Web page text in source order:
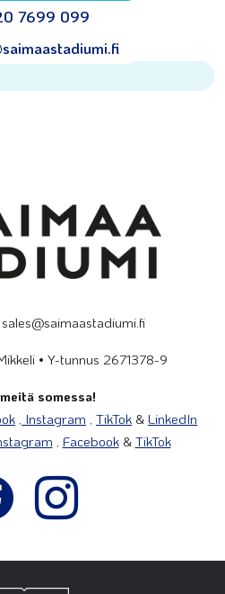
7699 099
• Y-tunnus 2671378-9
somessa!
Instagram TikTok & LinkedIn
Facebook& TikTok